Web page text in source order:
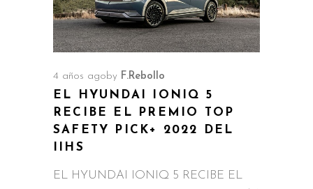
4 años ago by F.Rebollo
EL HYUNDAI IONIQ 5
RECIBE EL PREMIO TOP
SAFETY PICK+ 2022 DEL
IIHS
EL HYUNDAI IONIQ 5 RECIBE EL